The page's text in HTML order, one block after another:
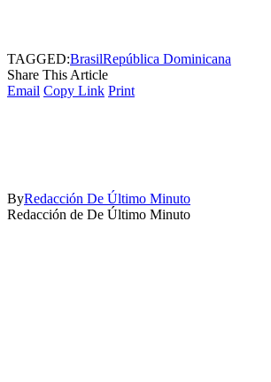
TAGGED:BrasilRepública Dominicana
Share This Article
Email Copy Link Print
ByRedacción De Último Minuto
Redacción de De Último Minuto